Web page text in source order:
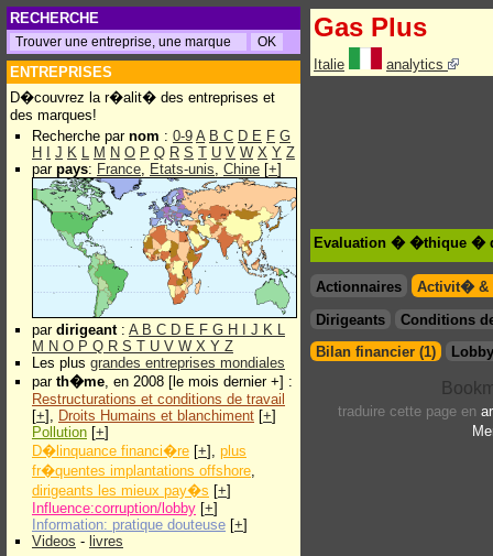
RECHERCHE
ENTREPRISES
D�couvrez la r�alit� des entreprises et
des marques!
Recherche par nom : 0-9 A B C D E F G
H
J K L M N O P Q R S T U V W X Y Z
par pays: France, Etats-unis, Chine [+]
par dirigeant: A B C D E F G H J K L
M N O P Q R S T U V W X Y Z
Les plus grandes entreprises mondiales
par th�me, en 2008 [le mois dernier +] :
Restructurations et conditions de travail
[+], Droits Humains et blanchiment [+]
Pollution [+]
D�linquance financi�re [+], plus
fr�quentes implantations offshore,
dirigeants les mieux pay�s [+]
Influence:corruption/lobby [+]
Information: pratique douteuse [+]
Videos - livres
Gas Plus
Italie analytics
Evaluation � �thique �
Actionnaires
Activit� &
Dirigeants
Conditions
Bilan financier (1)
traduire cette page en